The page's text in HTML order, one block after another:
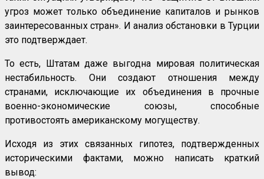
угроз может только объединение капиталов и рынков
заинтересованных стран». И анализ обстановки в Турции
это подтверждает.
То есть, Штатам даже выгодна мировая политическая
нестабильность. Они создают отношения между
странами, исключающие их объединения в прочные
военно-экономические союзы, способные
противостоять американскому могуществу.
Исходя из этих связанных гипотез, подтвержденных
историческими фактами, можно написать краткий
вывод: